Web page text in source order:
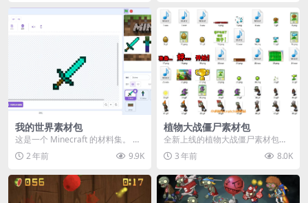
我的世界素材包
这是一个 Minecraft 的材料集。 操
作方法如下： 工具 → 右箭头 怪物...
2 年前 9.9K
植物大战僵尸素材包
全新上线的植物大战僵尸素材包，
内含48个精选资源，涵盖角色、场
景、音效等多样内容...
3 年前 8.0K